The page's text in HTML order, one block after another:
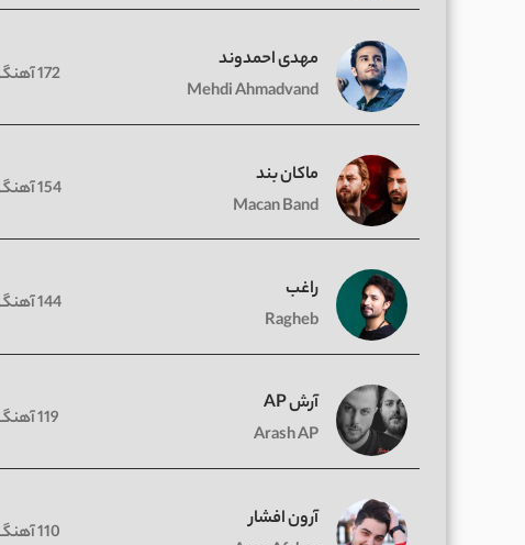
مهدی احمدوند
Mehdi Ahmadvand
172 آهنگ
ماکان بند
Macan Band
154 آهنگ
راغب
Ragheb
144 آهنگ
آرش AP
Arash AP
119 آهنگ
آرون افشار
110 آهنگ